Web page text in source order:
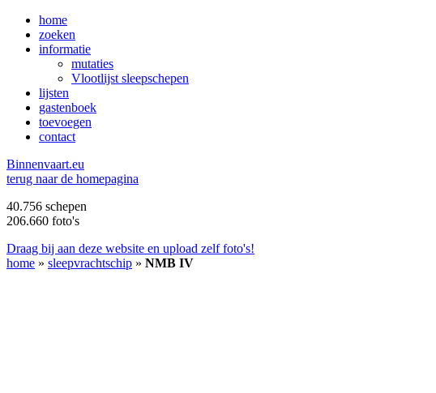
home
zoeken
informatie
mutaties
Vlootlijst sleepschepen
lijsten
gastenboek
toevoegen
contact
Binnenvaart.eu
terug naar de homepagina
40.756 schepen
206.660 foto's
Draag bij aan deze website en upload zelf foto's!
home » sleepvrachtschip » NMB IV